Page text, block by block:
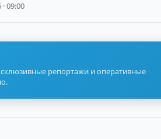
09:00
репортажи и оперативные